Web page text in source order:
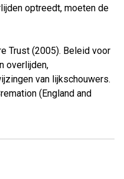
optreedt, moeten de
Trust (2005). Beleid voor
overlijden,
van lijkschouwers.
(England and